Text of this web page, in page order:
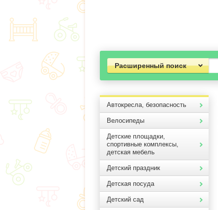
Расширенный поиск
Автокресла, безопасность
Велосипеды
Детские площадки,
спортивные комплексы,
детская мебель
Детский праздник
Детская посуда
Детский сад